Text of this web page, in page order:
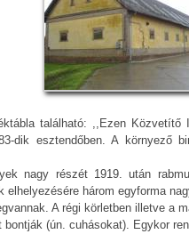
található: ,,Ezen
dik esztendőben. A környező
nagy részét 1919. után
három egyforma
A régi körletben illetve a
(ún. cuhásokat). Egykor